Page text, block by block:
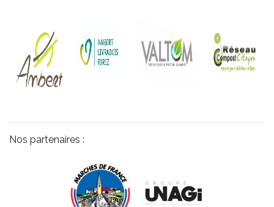
Nos partenaires :